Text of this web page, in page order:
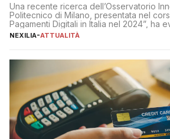
Una recente ricerca dell’Osservatorio
Politecnico di Milano, presentata nel
Pagamenti Digitali in Italia nel 2024”, ha
definitivi del primo semestre 2024
NEXILIA-ATTUALITÀ